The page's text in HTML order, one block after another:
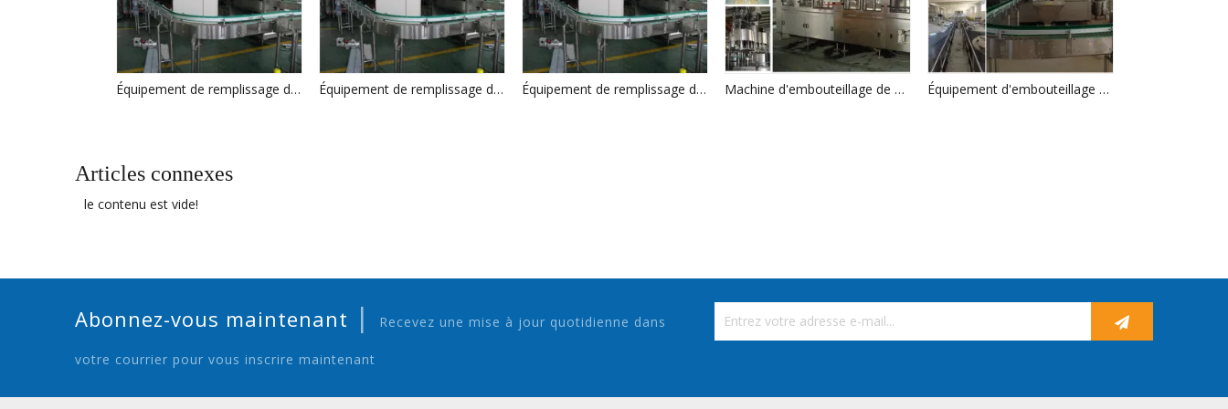
Équipement de remplissage de boissons gazeuses de bouteilles pour animaux de compagnie Équipement de remplissage de boissons gazeuses de bouteilles pour animaux de compagnie Équipement de remplissage de boissons gazeuses de bouteilles pour animaux de compagnie Machine d'embouteillage de Kvass de bouteille pour animaux de compagnie Équipement d'embouteillage de boissons gazeuses de bouteille pour animaux de compagnie
Articles connexes
le contenu est vide!
Abonnez-vous maintenant | Recevez une mise à jour quotidienne dans
votre courrier pour vous inscrire maintenant